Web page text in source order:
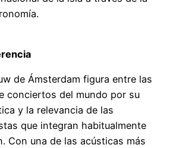
de Ámsterdam figura entre las
conciertos del mundo por su
y la relevancia de las
que integran habitualmente
Con una de las acústicas más